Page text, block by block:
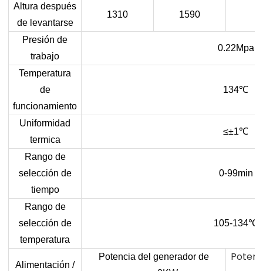
Altura después
de levantarse
1310 1590
Presión de
trabajo
0.22Mpa
Temperatura
de
funcionamiento
134℃
Uniformidad
termica
≤±1℃
Rango de
selección de
tiempo
0-99min
Rango de
selección de
temperatura
105-134℃
Alimentación /
Potencia del generador de